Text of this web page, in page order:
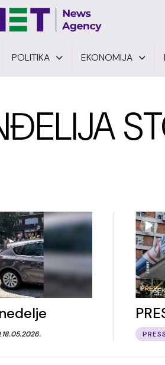
POLITIKA EKONOMIJA
18.05.2026.